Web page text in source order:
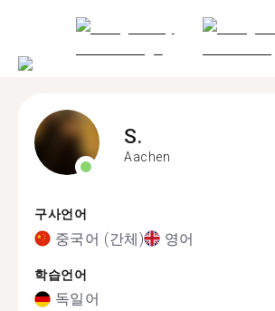
S.
Aachen
구사언어
중국어 (간체) 영어
학습언어
독일어